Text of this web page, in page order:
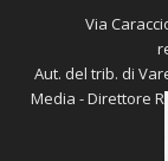
Via
Aut. del trib. di
Media - Direttore